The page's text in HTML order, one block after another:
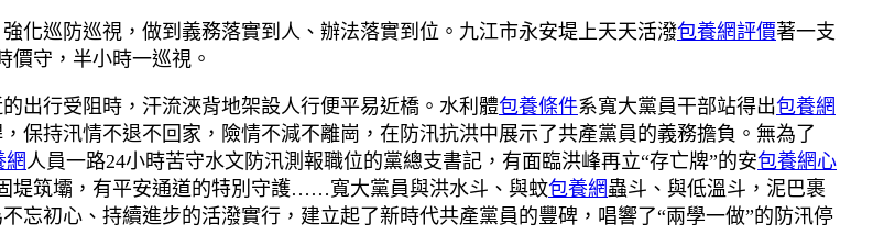
化巡防巡視，做到義務落實到人、辦法落實到位。九江市永安堤上天天活潑包養網評價著一支
價守，半小時一巡視。
出行受阻時，汗流浹背地架設人行便平易近橋。水利體包養條件系寬大黨員干部站得出包養網
保持汛情不退不回家，險情不減不離崗，在防汛抗洪中展示了共產黨員的義務擔負。無為了
網人員一路24小時苦守水文防汛測報職位的黨總支書記，有面臨洪峰再立“存亡牌”的安包養網心
堤筑壩，有平安通道的特別守護……寬大黨員與洪水斗、與蚊包養網蟲斗、與低溫斗，泥巴裹
忘初心、持續進步的活潑實行，建立起了新時代共產黨員的豐碑，唱響了“兩學一做”的防汛停